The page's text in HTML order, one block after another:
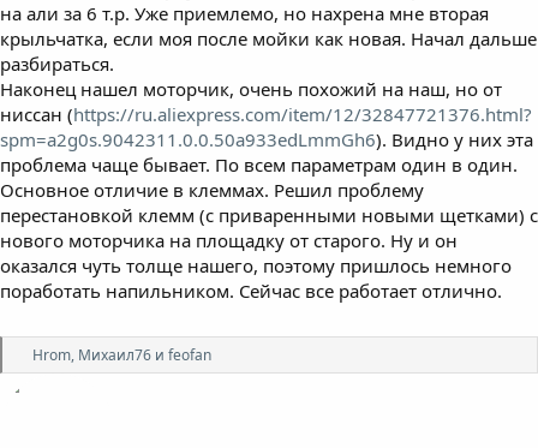
на али за 6 т.р. Уже приемлемо, но нахрена мне вторая
крыльчатка, если моя после мойки как новая. Начал дальше
разбираться.
Наконец нашел моторчик, очень похожий на наш, но от
ниссан (https://ru.aliexpress.com/item/12/32847721376.html?
spm=a2g0s.9042311.0.0.50a933edLmmGh6). Видно у них эта
проблема чаще бывает. По всем параметрам один в один.
Основное отличие в клеммах. Решил проблему
перестановкой клемм (с приваренными новыми щетками) с
нового моторчика на площадку от старого. Ну и он
оказался чуть толще нашего, поэтому пришлось немного
поработать напильником. Сейчас все работает отлично.
Р
е
Hrom, Михаил76 и feofan